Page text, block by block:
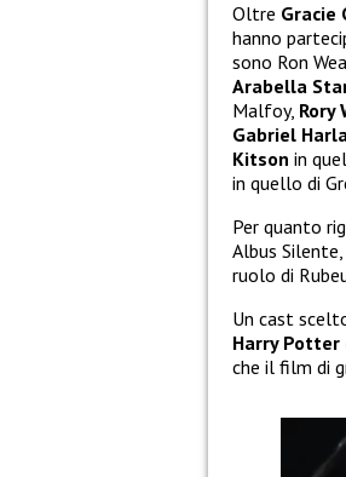
Oltre Gracie
hanno
sono Ron
Arabella
Malfoy, Rory
Gabriel
Kitson in
in quello di
Per quanto
Albus Silente,
ruolo di
Un cast
Harry
che il film di